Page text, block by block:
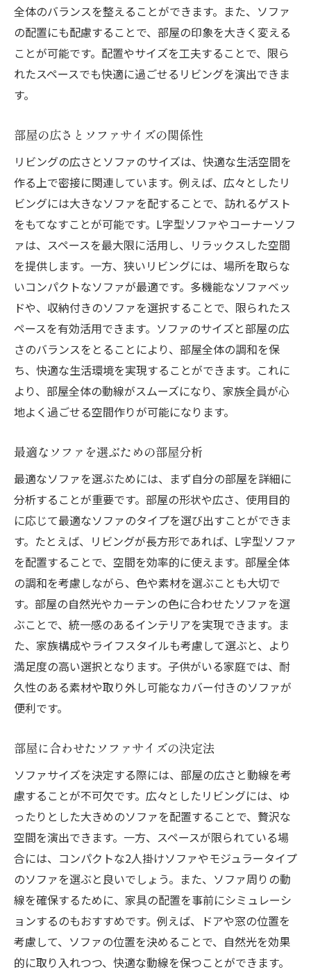
全体のバランスを整えることができます。また、ソファ
の配置にも配慮することで、部屋の印象を大きく変える
ことが可能です。配置やサイズを工夫することで、限ら
れたスペースでも快適に過ごせるリビングを演出できま
す。
部屋の広さとソファサイズの関係性
リビングの広さとソファのサイズは、快適な生活空間を
作る上で密接に関連しています。例えば、広々としたリ
ビングには大きなソファを配することで、訪れるゲスト
をもてなすことが可能です。L字型ソファやコーナーソフ
ァは、スペースを最大限に活用し、リラックスした空間
を提供します。一方、狭いリビングには、場所を取らな
いコンパクトなソファが最適です。多機能なソファベッ
ドや、収納付きのソファを選択することで、限られたス
ペースを有効活用できます。ソファのサイズと部屋の広
さのバランスをとることにより、部屋全体の調和を保
ち、快適な生活環境を実現することができます。これに
より、部屋全体の動線がスムーズになり、家族全員が心
地よく過ごせる空間作りが可能になります。
最適なソファを選ぶための部屋分析
最適なソファを選ぶためには、まず自分の部屋を詳細に
分析することが重要です。部屋の形状や広さ、使用目的
に応じて最適なソファのタイプを選び出すことができま
す。たとえば、リビングが長方形であれば、L字型ソファ
を配置することで、空間を効率的に使えます。部屋全体
の調和を考慮しながら、色や素材を選ぶことも大切で
す。部屋の自然光やカーテンの色に合わせたソファを選
ぶことで、統一感のあるインテリアを実現できます。ま
た、家族構成やライフスタイルも考慮して選ぶと、より
満足度の高い選択となります。子供がいる家庭では、耐
久性のある素材や取り外し可能なカバー付きのソファが
便利です。
部屋に合わせたソファサイズの決定法
ソファサイズを決定する際には、部屋の広さと動線を考
慮することが不可欠です。広々としたリビングには、ゆ
ったりとした大きめのソファを配置することで、贅沢な
空間を演出できます。一方、スペースが限られている場
合には、コンパクトな2人掛けソファやモジュラータイプ
のソファを選ぶと良いでしょう。また、ソファ周りの動
線を確保するために、家具の配置を事前にシミュレーシ
ョンするのもおすすめです。例えば、ドアや窓の位置を
考慮して、ソファの位置を決めることで、自然光を効果
的に取り入れつつ、快適な動線を保つことができます。